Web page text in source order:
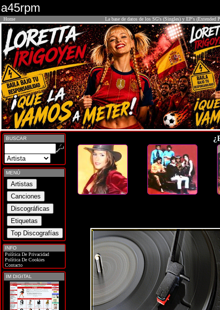
a45rpm
Home La base de datos de los SG's (Singles) y EP's (Extended
BUSCAR
MENÚ
INFO
Política De Privacidad
Política De Cookies
Contacto
IM DIGITAL